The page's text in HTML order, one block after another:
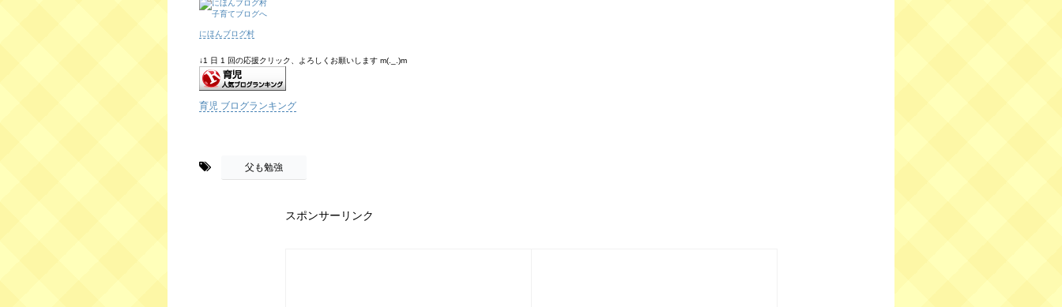
にほんブログ村
↓1 日 1 回の応援クリック、よろしくお願いします m(._.)m
育児 ブログランキング
父も勉強
スポンサーリンク